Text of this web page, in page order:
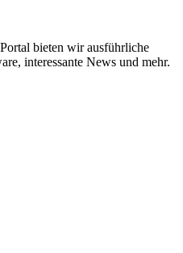
bieten wir ausführliche
interessante News und mehr.